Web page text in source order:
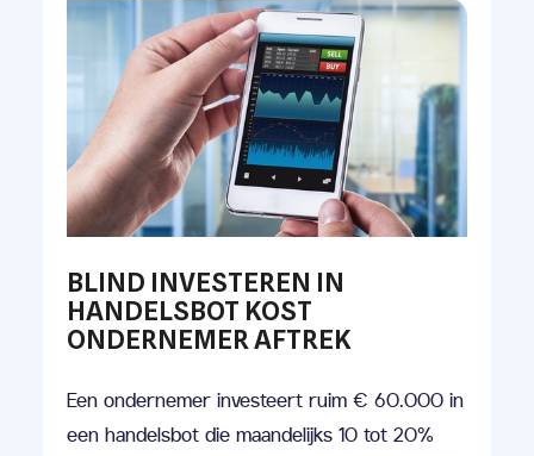
BLIND INVESTEREN IN
HANDELSBOT KOST
ONDERNEMER AFTREK
Een ondernemer investeert ruim € 60.000 in
een handelsbot die maandelijks 10 tot 20%